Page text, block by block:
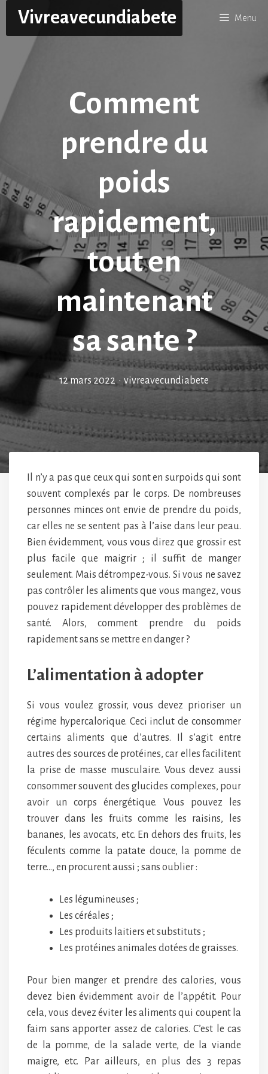
contenu
Vivreavecundiabete Menu
Comment
prendre du
poids
rapidement,
tout en
maintenant
sa sante ?
12 mars 2022 • vivreavecundiabete
Il n’y a pas que ceux qui sont en surpoids qui sont
souvent complexés par le corps. De nombreuses
personnes minces ont envie de prendre du poids,
car elles ne se sentent pas à l’aise dans leur peau.
Bien évidemment, vous vous direz que grossir est
plus facile que maigrir ; il suffit de manger
seulement. Mais détrompez-vous. Si vous ne savez
pas contrôler les aliments que vous mangez, vous
pouvez rapidement développer des problèmes de
santé. Alors, comment prendre du poids
rapidement sans se mettre en danger ?
L’alimentation à adopter
Si vous voulez grossir, vous devez prioriser un
régime hypercalorique. Ceci inclut de consommer
certains aliments que d’autres. Il s’agit entre
autres des sources de protéines, car elles facilitent
la prise de masse musculaire. Vous devez aussi
consommer souvent des glucides complexes, pour
avoir un corps énergétique. Vous pouvez les
trouver dans les fruits comme les raisins, les
bananes, les avocats, etc. En dehors des fruits, les
féculents comme la patate douce, la pomme de
terre…, en procurent aussi ; sans oublier :
Les légumineuses ;
Les céréales ;
Les produits laitiers et substituts ;
Les protéines animales dotées de graisses.
Pour bien manger et prendre des calories, vous
devez bien évidemment avoir de l’appétit. Pour
cela, vous devez éviter les aliments qui coupent la
faim sans apporter assez de calories. C’est le cas
de la pomme, de la salade verte, de la viande
maigre, etc. Par ailleurs, en plus des 3 repas